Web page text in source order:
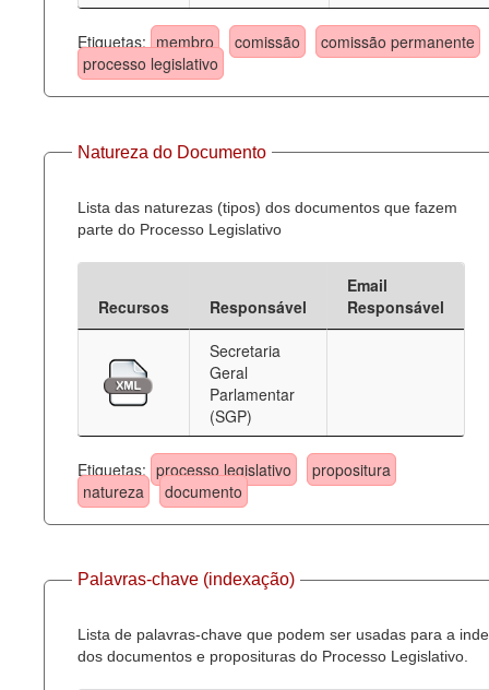
Etiquetas: membro comissão
comissão permanente
processo legislativo
Natureza do Documento
Lista das naturezas (tipos) dos documentos que fazem
parte do Processo Legislativo
Recursos Responsável
Email
Responsável
Secretaria
Geral
Parlamentar
(SGP)
Etiquetas: processo legislativo
propositura
natureza
documento
Palavras-chave (indexação)
Lista de palavras-chave que podem ser usadas para a
dos documentos e proposituras do Processo Legislativo.